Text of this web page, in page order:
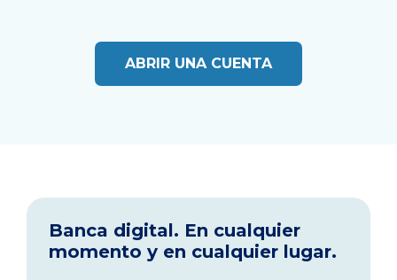
ABRIR UNA CUENTA
Banca digital. En cualquier
momento y en cualquier lugar.